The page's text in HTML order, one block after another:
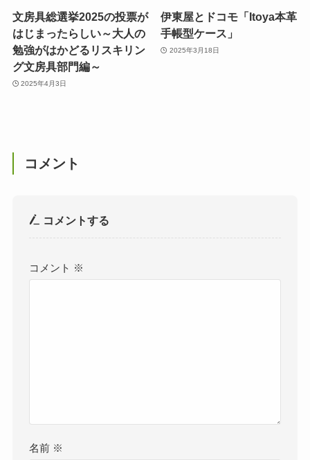
文房具総選挙2025の投票が
はじまったらしい～大人の
勉強がはかどるリスキリン
グ文房具部門編～
2025年4月3日
伊東屋とドコモ「Itoya本革
手帳型ケース」
2025年3月18日
コメント
コメントする
コメント ※
名前 ※